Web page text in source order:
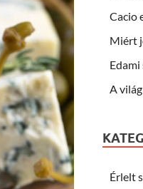
Cacio
Miért
A
Érlelt